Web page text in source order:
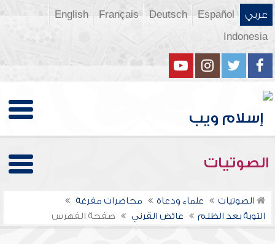
عربي Español
Deutsch
Français
English
Indonesia
الصوتيات
الصوتيات علماء ودعاة
محاضرات مفرغة
التوبة بعد الظلم
عائض القرني صفحة الفهرس